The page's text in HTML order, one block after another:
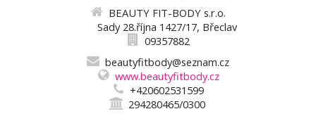
BEAUTY FIT-BODY s.r.o.
Sady 28.října 1427/17, Břeclav
09357882
beautyfitbody@seznam.cz
www.beautyfitbody.cz
+420602531599
294280465/0300